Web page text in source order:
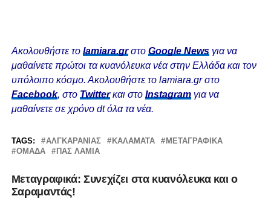
Ακολουθήστε το lamiara.grστο Google Newsγια να
μαθαίνετε πρώτοι τα κυανόλευκα νέα στην Ελλάδα και τον
υπόλοιπο κόσμο. Ακολουθήστε το lamiara.gr στο
Facebook, στο Twitterκαι στο Instagram για να
μαθαίνετε σε χρόνο dt όλα τα νέα.
TAGS: ΑΛΓΚΑΡΑΝΙΆΣ ΚΑΛΑΜΆΤΑ
ΜΕΤΑΓΡΑΦΙΚΆ
ΟΜΆΔΑ
ΠΑΣ ΛΑΜΙΑ
Μεταγραφικά: Συνεχίζει στα κυανόλευκα και ο
Σαραμαντάς!